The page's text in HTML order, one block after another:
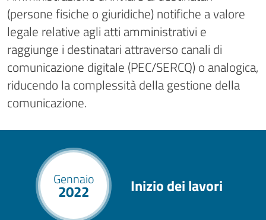
(persone fisiche o giuridiche) notifiche a valore
legale relative agli atti amministrativi e
raggiunge i destinatari attraverso canali di
comunicazione digitale (PEC/SERCQ) o analogica,
riducendo la complessità della gestione della
comunicazione.
Gennaio
2022 Inizio dei lavori